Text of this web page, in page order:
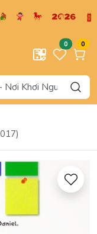
0 0